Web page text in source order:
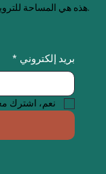
هذه هي المساحة للترويج للنشرة الإخبارية عبر البريد الإلكتروني للشركة.
بريد إلكتروني *
نعم، اشترك